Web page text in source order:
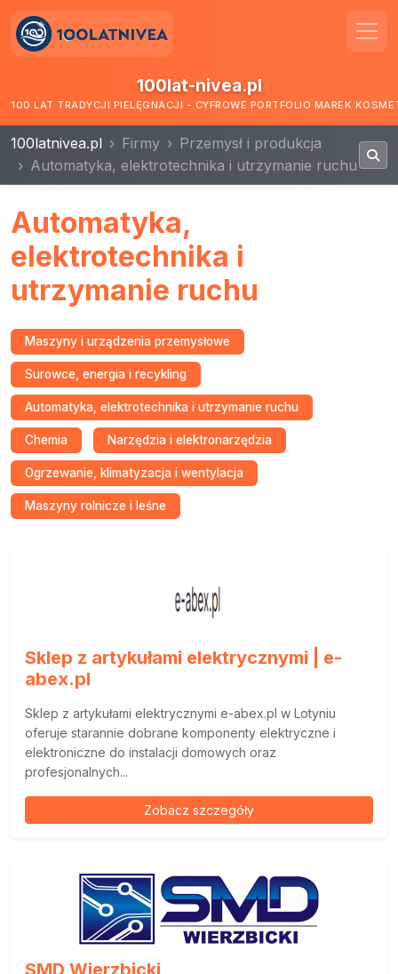
100lat-nivea.pl
100 LAT TRADYCJI PIELĘGNACJI - CYFROWE PORTFOLIO MAREK
100latnivea.pl Firmy
Przemysł i produkcja
Automatyka, elektrotechnika i utrzymanie ruchu
Automatyka,
elektrotechnika i
utrzymanie ruchu
Maszyny i urządzenia przemysłowe
Surowce, energia i recykling
Automatyka, elektrotechnika i utrzymanie ruchu
Chemia Narzędzia i elektronarzędzia
Ogrzewanie, klimatyzacja i wentylacja
Maszyny rolnicze i leśne
Sklep z artykułami elektrycznymi | e-
abex.pl
Sklep z artykułami elektrycznymi e-abex.pl w Lotyniu
oferuje starannie dobrane komponenty elektryczne i
elektroniczne do instalacji domowych oraz
profesjonalnych...
Zobacz szczegóły
SMD Wierzbicki